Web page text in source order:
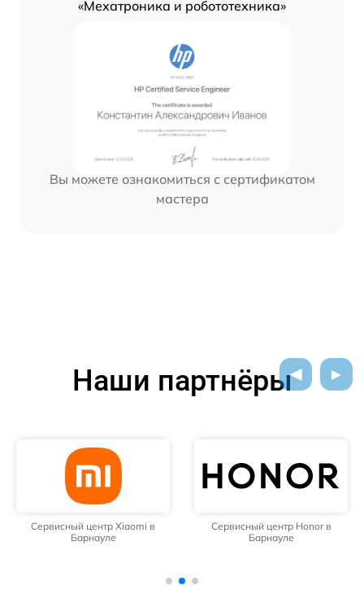
«Мехатроника и робототехника»
Вы можете ознакомиться с сертификатом
мастера
Наши партнёры
Сервисный центр Xiaomi в
Барнауле
Сервисный центр Honor в
Барнауле